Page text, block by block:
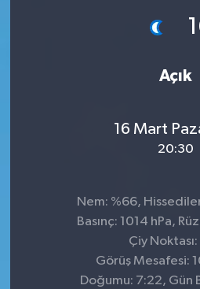
Açık
16 Mart
20:30
Nem: %66, Hissedilen
Basınç: 1014 hPa,
Çiy
Görüş Mesafesi:
Doğumu: 7:22, Gün